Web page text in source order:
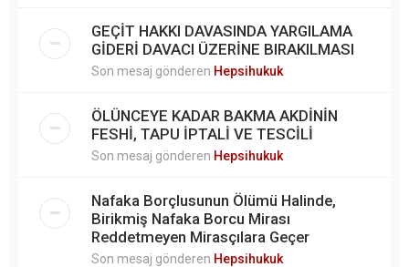
GEÇİT HAKKI DAVASINDA YARGILAMA
GİDERİ DAVACI ÜZERİNE BIRAKILMASI
Son mesaj gönderen Hepsihukuk
ÖLÜNCEYE KADAR BAKMA AKDİNİN
FESHİ, TAPU İPTALİ VE TESCİLİ
Son mesaj gönderen Hepsihukuk
Nafaka Borçlusunun Ölümü Halinde,
Birikmiş Nafaka Borcu Mirası
Reddetmeyen Mirasçılara Geçer
Son mesaj gönderen Hepsihukuk